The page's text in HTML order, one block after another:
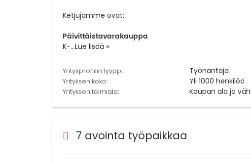
Ketjujamme ovat:
Päivittäistavarakauppa
K-...Lue lisää »
Yritysprofiilin tyyppi: Työnantaja
Yrityksen koko: Yli 1000 henkilöä
Yrityksen toimiala: Kaupan ala ja
7 avointa työpaikkaa